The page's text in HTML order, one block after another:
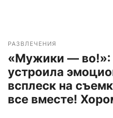
РАЗВЛЕЧЕНИЯ
«Мужики — во!»:
устроила
всплеск на
все вместе!